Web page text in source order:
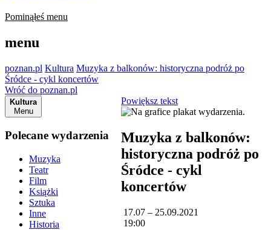
Pominąłeś menu
menu
poznan.pl Kultura Muzyka z balkonów: historyczna podróż po
Śródce - cykl koncertów
Wróć do poznan.pl
Kultura
Menu
Polecane wydarzenia
Muzyka
Teatr
Film
Książki
Sztuka
Inne
Historia
Powiększ tekst
Muzyka z balkonów:
historyczna podróż po
Śródce - cykl
koncertów
17.07 – 25.09.2021
19:00